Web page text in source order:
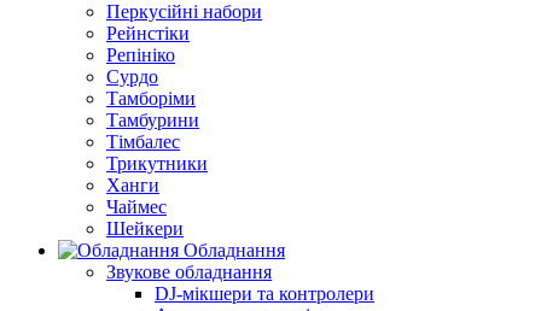
Перкусійні набори
Рейнстіки
Репініко
Сурдо
Тамборіми
Тамбурини
Тімбалес
Трикутники
Ханги
Чаймес
Шейкери
Обладнання
Звукове обладнання
DJ-мікшери та контролери